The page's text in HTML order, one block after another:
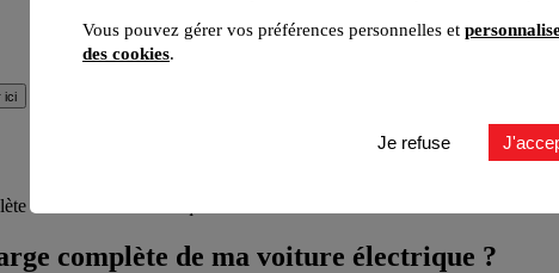
ici
de ma voiture électrique ?
complète de ma voiture électrique ?
Vous pouvez gérer vos préférences personnelles et
des cookies.
Je refuse